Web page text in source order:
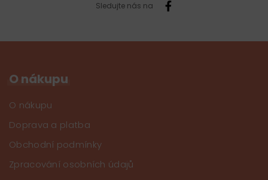
Sledujte nás na
O nákupu
O nákupu
Doprava a platba
Obchodní podmínky
Zpracování osobních údajů